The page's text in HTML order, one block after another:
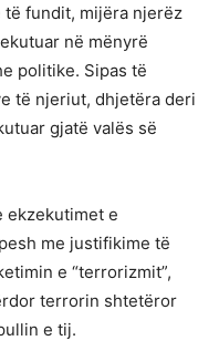
të fundit, mijëra njerëz
në mënyrë
politike. Sipas të
të njeriut, dhjetëra deri
gjatë valës së
ekzekutimet e
me justifikime të
e “terrorizmit”,
terrorin shtetëror
e tij.